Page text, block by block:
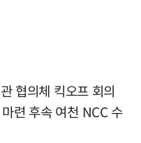
협의체 킥오프 회의
련 후속 여천 NCC 수